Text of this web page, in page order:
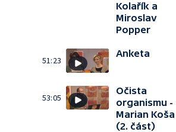
Kolařík a
Miroslav
Popper
51:23
Anketa
53:05
Očista
organismu -
Marian Koša
(2. část)